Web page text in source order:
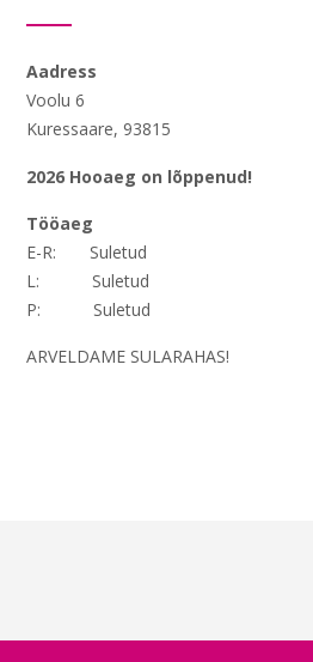
Aadress
Voolu 6
Kuressaare, 93815
2026 Hooaeg on lõppenud!
Tööaeg
E-R: Suletud
L: Suletud
P: Suletud
ARVELDAME SULARAHAS!